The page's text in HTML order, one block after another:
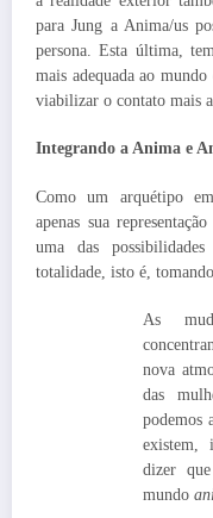
para Jung a Anima/us
persona. Esta última,
mais adequada ao
viabilizar o contato mais
Integrando a Anima e
Como um arquétipo
apenas sua
uma das
totalidade, isto é,
As
nova
das
podemos
existem,
dizer
mundo